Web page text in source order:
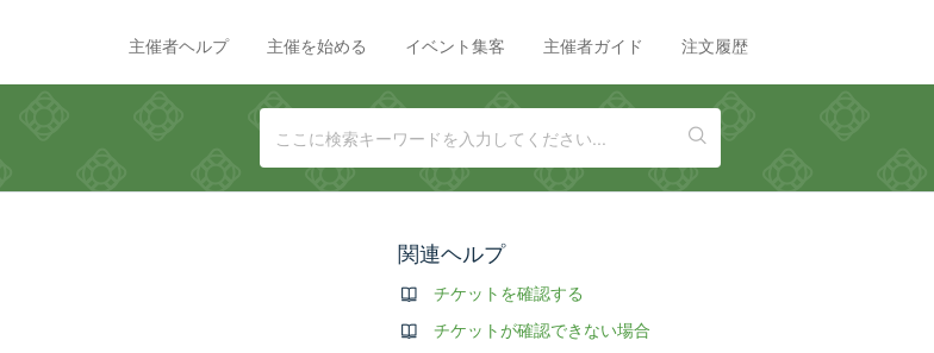
主催者ヘルプ 主催を始める イベント集客 主催者ガイド 注文履歴
関連ヘルプ
チケットを確認する
チケットが確認できない場合